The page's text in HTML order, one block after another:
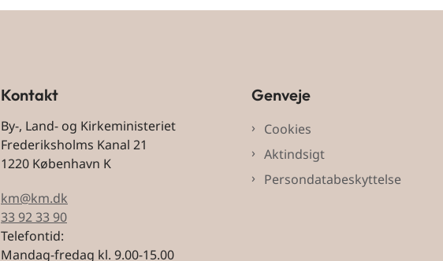
Kontakt
By-, Land- og Kirkeministeriet
Frederiksholms Kanal 21
1220 København K
km@km.dk
33 92 33 90
Telefontid:
Mandag-fredag kl. 9.00-15.00
Genveje
Cookies
Aktindsigt
Persondatabeskyttelse